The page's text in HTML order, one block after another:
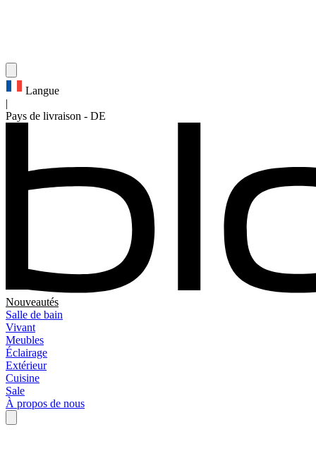
Langue
Pays de livraison - DE
Nouveautés
Salle de bain
Vivant
Meubles
Éclairage
Extérieur
Cuisine
Sale
À propos de nous